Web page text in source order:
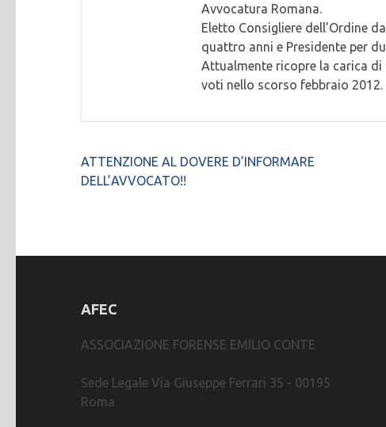
Avvocatura Romana.
Eletto Consigliere dell’Ordine
quattro anni e Presidente per
Attualmente ricopre la carica
voti nello scorso febbraio 2012.
Navigazione
articoli
ATTENZIONE AL DOVERE D’INFORMARE
DELL’AVVOCATO!!
AFEC
ASSOCIAZIONE FORENSE EMILIO CONTE
Sede Legale Via Giuseppe Ferrari 35 - 00195
Roma